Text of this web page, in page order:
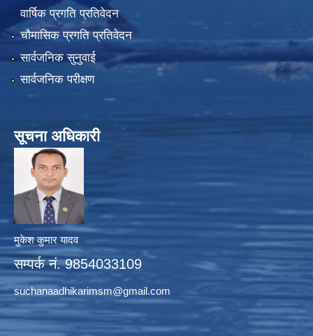
वार्षिक प्रगति प्रतिवेदन
चौमासिक प्रगति प्रतिवेदन
सार्वजनिक सुनुवाई
सार्वजनिक परीक्षण
सूचना अधिकारी
मुकेश कुमार यादव
सम्पर्क नं. 9854033109
suchanaadhikarimsm@gmail.com